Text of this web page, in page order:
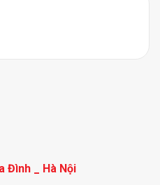
Đình _ Hà Nội